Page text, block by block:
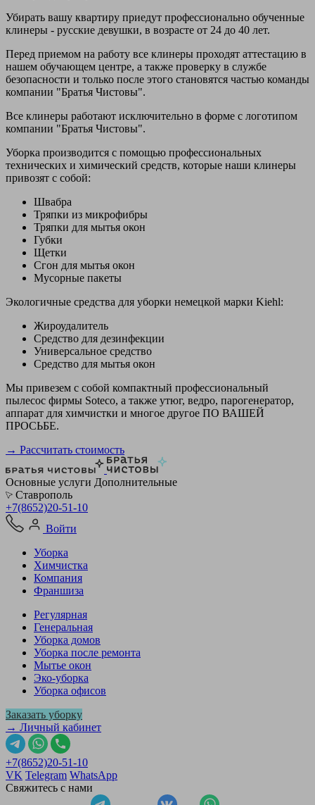
Убирать вашу квартиру приедут профессионально обученные
клинеры - русские девушки, в возрасте от 24 до 40 лет.
Перед приемом на работу все клинеры проходят аттестацию в
нашем обучающем центре, а также проверку в службе
безопасности и только после этого становятся частью команды
компании "Братья Чистовы".
Все клинеры работают исключительно в форме с логотипом
компании "Братья Чистовы".
Уборка производится с помощью профессиональных
технических и химический средств, которые наши клинеры
привозят с собой:
Швабра
Тряпки из микрофибры
Тряпки для мытья окон
Губки
Щетки
Сгон для мытья окон
Мусорные пакеты
Экологичные средства для уборки немецкой марки Kiehl:
Жироудалитель
Средство для дезинфекции
Универсальное средство
Средство для мытья окон
Мы привезем с собой компактный профессиональный
пылесос фирмы Soteco, а также утюг, ведро, парогенератор,
аппарат для химчистки и многое другое ПО ВАШЕЙ
ПРОСЬБЕ.
→ Рассчитать стоимость
Основные услуги Дополнительные
Ставрополь
+7(8652)20-51-10
Войти
Уборка
Химчистка
Компания
Франшиза
Регулярная
Генеральная
Уборка домов
Уборка после ремонта
Мытье окон
Эко-уборка
Уборка офисов
Заказать уборку
→ Личный кабинет
+7(8652)20-51-10
VK Telegram WhatsApp
Свяжитесь с нами